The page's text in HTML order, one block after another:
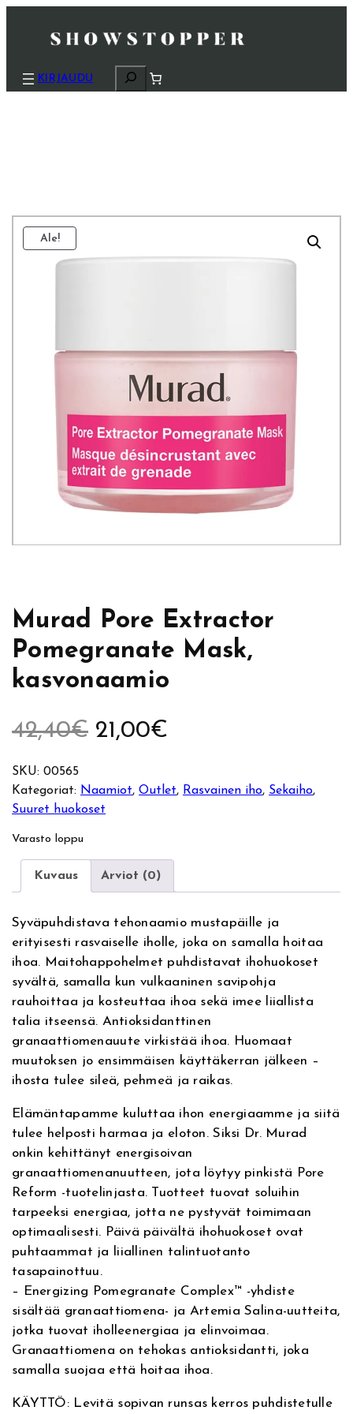
KIRJAUDU
a
Ale!
Murad Pore Extractor
Pomegranate Mask,
kasvonaamio
42,40€ A
k
p
r
ä
n
e
n
h
i
n
t
a
o
l
i
21,00€
k
e
n
h
i
n
t
a
o
n
:
2
1
,
0
SKU: 00565
Kategoriat: Naamiot, Outlet, Rasvainen iho, Sekaiho
Suuret huokoset
Varasto loppu
Kuvaus Arviot (0)
Syväpuhdistava tehonaamio mustapäille ja
erityisesti rasvaiselle iholle, joka on samalla hoitaa
ihoa. Maitohappohelmet puhdistavat ihohuokoset
syvältä, samalla kun vulkaaninen savipohja
rauhoittaa ja kosteuttaa ihoa sekä imee liiallista
talia itseensä. Antioksidanttinen
granaattiomenauute virkistää ihoa. Huomaat
muutoksen jo ensimmäisen käyttäkerran jälkeen –
ihosta tulee sileä, pehmeä ja raikas.
Elämäntapamme kuluttaa ihon energiaamme ja siitä
tulee helposti harmaa ja eloton. Siksi Dr. Murad
onkin kehittänyt energisoivan
granaattiomenanuutteen, jota löytyy pinkistä Pore
Reform -tuotelinjasta. Tuotteet tuovat soluihin
tarpeeksi energiaa, jotta ne pystyvät toimimaan
optimaalisesti. Päivä päivältä ihohuokoset ovat
puhtaammat ja liiallinen talintuotanto
tasapainottuu.
– Energizing Pomegranate Complex™ -yhdiste
sisältää granaattiomena- ja Artemia Salina-uutteita,
jotka tuovat iholleenergiaa ja elinvoimaa.
Granaattiomena on tehokas antioksidantti, joka
samalla suojaa että hoitaa ihoa.
KÄYTTÖ: Levitä sopivan runsas kerros puhdistetulle